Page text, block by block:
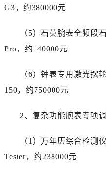
G3，约380000元
（5）石英腕表全频段
Pro，约140000元
（6）钟表专用激光摆
150，约750000元
2、复杂功能腕表专项
（1）万年历综合检测
Tester，约238000元